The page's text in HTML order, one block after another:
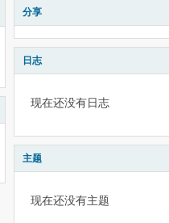
分享
日志
现在还没有日志
主题
现在还没有主题